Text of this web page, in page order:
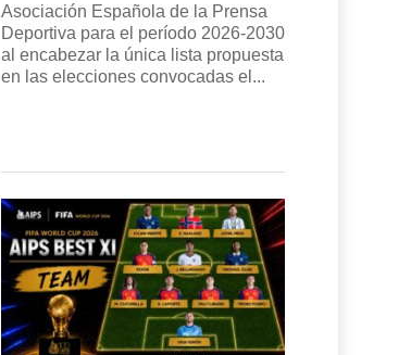
Asociación Española de la Prensa
Deportiva para el período 2026-2030
al encabezar la única lista propuesta
en las elecciones convocadas el...